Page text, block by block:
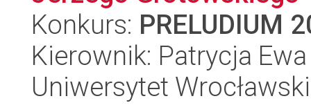
Konkurs: PRELUDIUM
Kierownik: Patrycja
Uniwersytet